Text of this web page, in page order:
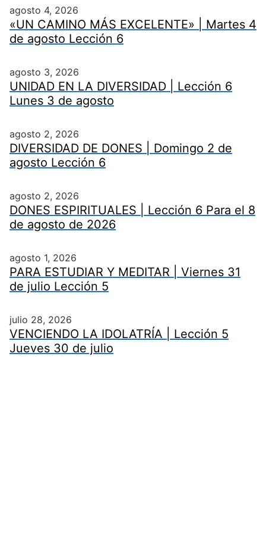
agosto 4, 2026
«UN CAMINO MÁS EXCELENTE» | Martes 4
de agosto Lección 6
agosto 3, 2026
UNIDAD EN LA DIVERSIDAD | Lección 6
Lunes 3 de agosto
agosto 2, 2026
DIVERSIDAD DE DONES | Domingo 2 de
agosto Lección 6
agosto 2, 2026
DONES ESPIRITUALES | Lección 6 Para el 8
de agosto de 2026
agosto 1, 2026
PARA ESTUDIAR Y MEDITAR | Viernes 31
de julio Lección 5
julio 28, 2026
VENCIENDO LA IDOLATRÍA | Lección 5
Jueves 30 de julio